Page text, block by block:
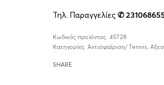
Τηλ. Παραγγελίες ✆
45728
Κατηγορίες: Αντισφαίριση/ Tennis,
SHARE